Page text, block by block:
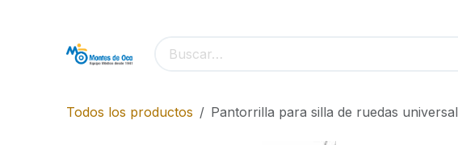
Todos los productos Pantorrilla para silla de ruedas universal